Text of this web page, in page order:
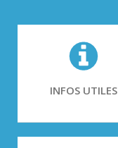
INFOS UTILES